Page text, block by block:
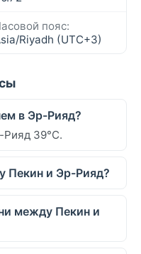
пояс:
Riyadh (UTC+3)
в Эр-Рияд?
39°C.
Пекин и Эр-Рияд?
между Пекин и